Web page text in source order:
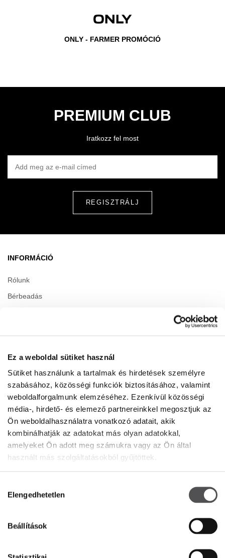
Ez a weboldal sütiket használ
Sütiket használunk a tartalmak és hirdetések személyre
szabásához, közösségi funkciók biztosításához, valamint
weboldalforgalmunk elemzéséhez. Ezenkívül közösségi
média-, hirdető- és elemező partnereinkkel megosztjuk az
Ön weboldalhasználatra vonatkozó adatait, akik
kombinálhatják az adatokat más olyan adatokkal,
amelyeket Ön adott meg számukra vagy az Ön által
használt más szolgáltatásokból gyűjtöttek.
kiválasztása
Elengedhetetlen
Beállítások
ONLY - FARMER PROMÓCIÓ
PREMIUM CLUB
Iratkozz fel most
INFORMÁCIÓ
Rólunk
Bérbeadás
NYITVATARTÁS
Center
Hétfő
10:00 - 20:00
Kedd
Csütörtök
10:00 - 20:00
Péntek
10:00 - 20:00
Szombat
Részletes nyitvatartási idő